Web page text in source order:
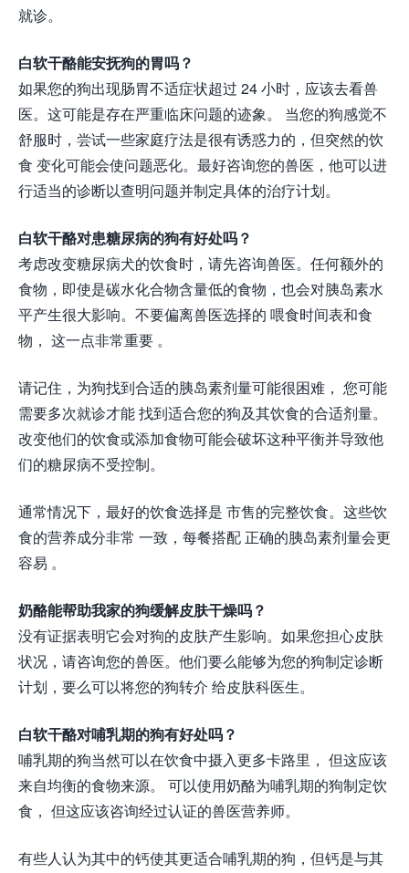
就诊。
白软干酪能安抚狗的胃吗？
如果您的狗出现肠胃不适症状超过 24 小时，应该去看兽
医。这可能是存在严重临床问题的迹象。 当您的狗感觉不
舒服时，尝试一些家庭疗法是很有诱惑力的，但突然的饮
食 变化可能会使问题恶化。最好咨询您的兽医，他可以进
行适当的诊断以查明问题并制定具体的治疗计划。
白软干酪对患糖尿病的狗有好处吗？
考虑改变糖尿病犬的饮食时，请先咨询兽医。任何额外的
食物，即使是碳水化合物含量低的食物，也会对胰岛素水
平产生很大影响。不要偏离兽医选择的 喂食时间表和食
物， 这一点非常重要 。
请记住，为狗找到合适的胰岛素剂量可能很困难， 您可能
需要多次就诊才能 找到适合您的狗及其饮食的合适剂量。
改变他们的饮食或添加食物可能会破坏这种平衡并导致他
们的糖尿病不受控制。
通常情况下，最好的饮食选择是 市售的完整饮食。这些饮
食的营养成分非常 一致，每餐搭配 正确的胰岛素剂量会更
容易 。
奶酪能帮助我家的狗缓解皮肤干燥吗？
没有证据表明它会对狗的皮肤产生影响。如果您担心皮肤
状况，请咨询您的兽医。他们要么能够为您的狗制定诊断
计划，要么可以将您的狗转介 给皮肤科医生。
白软干酪对哺乳期的狗有好处吗？
哺乳期的狗当然可以在饮食中摄入更多卡路里， 但这应该
来自均衡的食物来源。 可以使用奶酪为哺乳期的狗制定饮
食， 但这应该咨询经过认证的兽医营养师。
有些人认为其中的钙使其更适合哺乳期的狗，但钙是与其